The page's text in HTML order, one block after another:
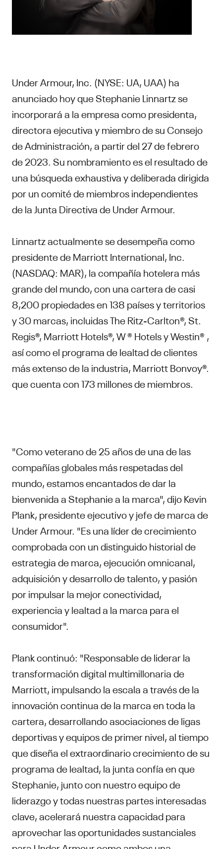
Under Armour, Inc. (NYSE: UA, UAA) ha
anunciado hoy que Stephanie Linnartz se
incorporará a la empresa como presidenta,
directora ejecutiva y miembro de su Consejo
de Administración, a partir del 27 de febrero
de 2023. Su nombramiento es el resultado de
una búsqueda exhaustiva y deliberada dirigida
por un comité de miembros independientes
de la Junta Directiva de Under Armour.
Linnartz actualmente se desempeña como
presidente de Marriott International, Inc.
(NASDAQ: MAR), la compañía hotelera más
grande del mundo, con una cartera de casi
8,200 propiedades en 138 países y territorios
y 30 marcas, incluidas The Ritz-Carlton®, St.
Regis®, Marriott Hotels®, W ® Hotels y Westin® ,
así como el programa de lealtad de clientes
más extenso de la industria, Marriott Bonvoy®.
que cuenta con 173 millones de miembros.
"Como veterano de 25 años de una de las
compañías globales más respetadas del
mundo, estamos encantados de dar la
bienvenida a Stephanie a la marca", dijo Kevin
Plank, presidente ejecutivo y jefe de marca de
Under Armour. "Es una líder de crecimiento
comprobada con un distinguido historial de
estrategia de marca, ejecución omnicanal,
adquisición y desarrollo de talento, y pasión
por impulsar la mejor conectividad,
experiencia y lealtad a la marca para el
consumidor".
Plank continuó: "Responsable de liderar la
transformación digital multimillonaria de
Marriott, impulsando la escala a través de la
innovación continua de la marca en toda la
cartera, desarrollando asociaciones de ligas
deportivas y equipos de primer nivel, al tiempo
que diseña el extraordinario crecimiento de su
programa de lealtad, la junta confía en que
Stephanie, junto con nuestro equipo de
liderazgo y todas nuestras partes interesadas
clave, acelerará nuestra capacidad para
aprovechar las oportunidades sustanciales